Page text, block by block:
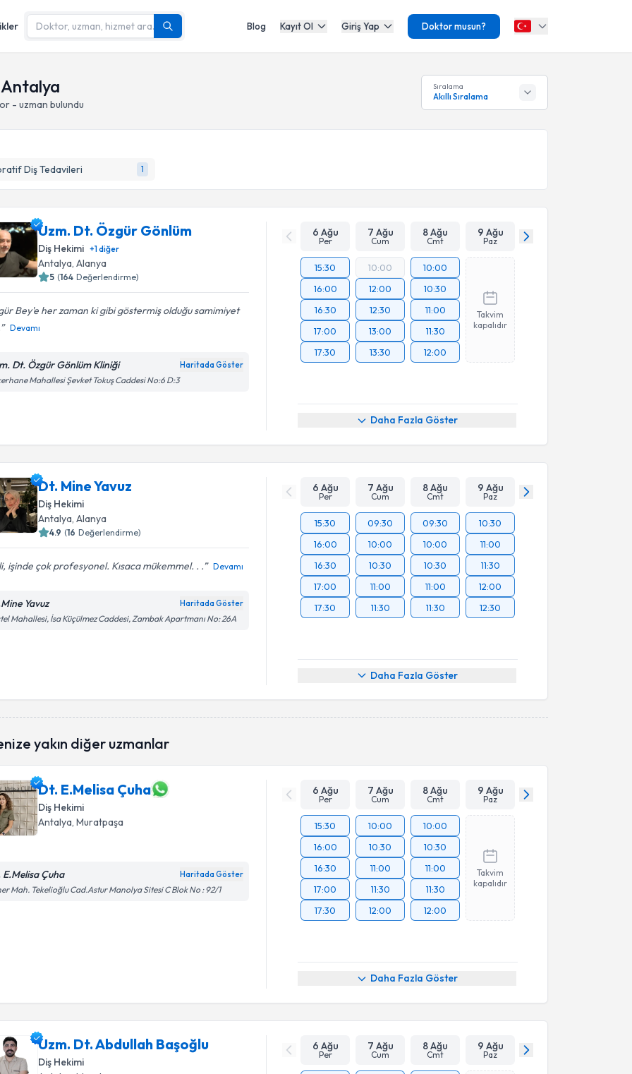
Blog Kayıt Ol Giriş Yap Doktor musun?
- uzman bulundu
Sıralama
Akıllı Sıralama
Diş Tedavileri 1
Uzm. Dt. Özgür Gönlüm
Diş Hekimi +1diğer
Antalya, Alanya
5 (164 Değerlendirme)
Bey'e her zaman ki gibi göstermiş olduğu samimiyet
Devamı
Dt. Özgür Gönlüm Kliniği Haritada Göster
Mahallesi Şevket Tokuş Caddesi No:6 D:3
6 Ağu
Per
7 Ağu
Cum
8 Ağu
Cmt
9 Ağu
Paz
15:30
16:00
16:30
17:00
17:30
10:00
12:00
12:30
13:00
13:30
10:00
10:30
11:00
11:30
12:00
Takvim
kapalıdır
Daha Fazla Göster
Dt. Mine Yavuz
Diş Hekimi
Antalya , Alanya
4.9 (16 Değerlendirme)
işinde çok profesyonel. Kısaca mükemmel. . . Devamı
Yavuz Haritada Göster
Mahallesi, İsa Küçülmez Caddesi, Zambak Apartmanı No: 26A
6 Ağu
Per
7 Ağu
Cum
8 Ağu
Cmt
9 Ağu
Paz
15:30
16:00
16:30
17:00
17:30
09:30
10:00
10:30
11:00
11:30
09:30
10:00
10:30
11:00
11:30
10:30
11:00
11:30
12:00
12:30
Daha Fazla Göster
yakın diğer uzmanlar
Dt. E.Melisa Çuha
Diş Hekimi
Antalya, Muratpaşa
E.Melisa Çuha Haritada Göster
Mah. Tekelioğlu Cad.Astur Manolya Sitesi C Blok No : 92/1
6 Ağu
Per
7 Ağu
Cum
8 Ağu
Cmt
9 Ağu
Paz
15:30
16:00
16:30
17:00
17:30
10:00
10:30
11:00
11:30
12:00
10:00
10:30
11:00
11:30
12:00
Takvim
kapalıdır
Daha Fazla Göster
Uzm. Dt. Abdullah Başoğlu
Diş Hekimi
6 Ağu
Per
7 Ağu
Cum
8 Ağu
Cmt
9 Ağu
Paz